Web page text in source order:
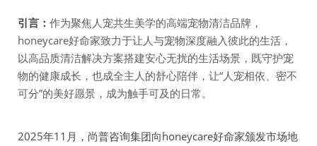
引言： 作为聚焦人宠共生美学的高端宠物清洁品牌，
honeycare好命家致力于让人与宠物深度融入彼此的生活，
以高品质清洁解决方案搭建安心无扰的生活场景，既守护宠
物的健康成长，也成全主人的舒心陪伴，让“人宠相依、密不
可分”的美好愿景，成为触手可及的日常。
2025年11月，尚普咨询集团向honeycare好命家颁发市场地